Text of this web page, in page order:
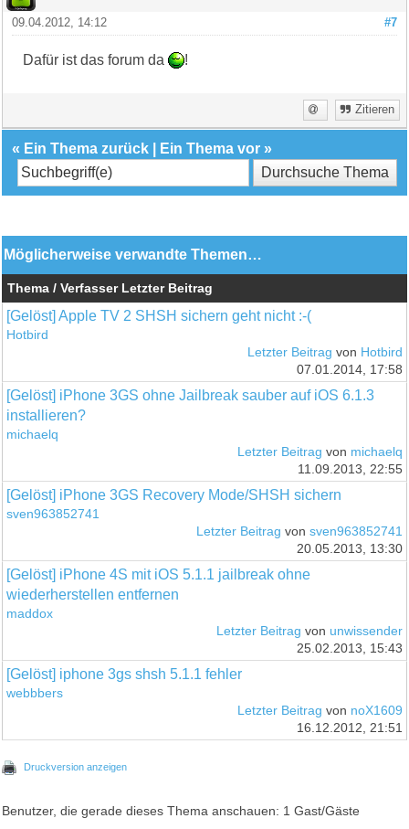
#7
09.04.2012, 14:12
Dafür ist das forum da !
Zitieren
« Ein Thema zurück Ein Thema vor »
Möglicherweise verwandte Themen…
Thema / Verfasser Letzter Beitrag
[Gelöst] Apple TV 2 SHSH sichern geht nicht :-(
Hotbird
Letzter Beitrag von Hotbird
07.01.2014, 17:58
[Gelöst] iPhone 3GS ohne Jailbreak sauber auf iOS 6.1.3
installieren?
michaelq
Letzter Beitrag von michaelq
11.09.2013, 22:55
[Gelöst] iPhone 3GS Recovery Mode/SHSH sichern
sven963852741
Letzter Beitrag von sven963852741
20.05.2013, 13:30
[Gelöst] iPhone 4S mit iOS 5.1.1 jailbreak ohne
wiederherstellen entfernen
maddox
Letzter Beitrag von unwissender
25.02.2013, 15:43
[Gelöst] iphone 3gs shsh 5.1.1 fehler
webbbers
Letzter Beitrag von noX1609
16.12.2012, 21:51
Druckversion anzeigen
Benutzer, die gerade dieses Thema anschauen: 1 Gast/Gäste